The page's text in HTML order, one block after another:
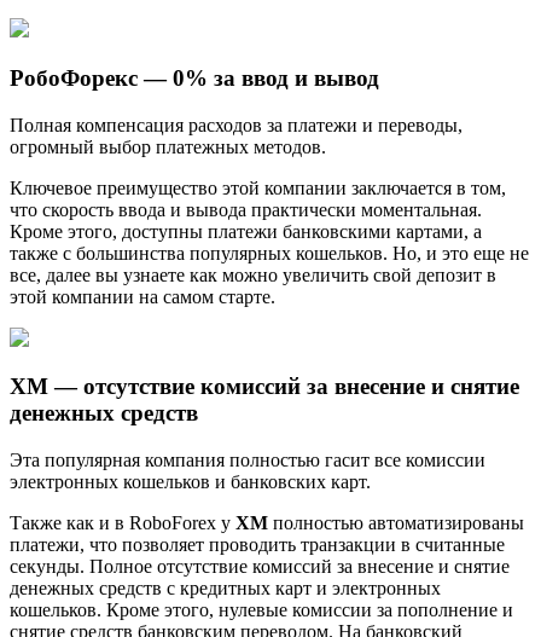
РобоФорекс — 0% за ввод и вывод
Полная компенсация расходов за платежи и переводы,
огромный выбор платежных методов.
Ключевое преимущество этой компании заключается в том,
что скорость ввода и вывода практически моментальная.
Кроме этого, доступны платежи банковскими картами, а
также с большинства популярных кошельков. Но, и это еще не
все, далее вы узнаете как можно увеличить свой депозит в
этой компании на самом старте.
ХМ — отсутствие комиссий за внесение и снятие
денежных средств
Эта популярная компания полностью гасит все комиссии
электронных кошельков и банковских карт.
Также как и в RoboForex у ХМ полностью автоматизированы
платежи, что позволяет проводить транзакции в считанные
секунды. Полное отсутствие комиссий за внесение и снятие
денежных средств c кредитных карт и электронных
кошельков. Кроме этого, нулевые комиссии за пополнение и
снятие средств банковским переводом. На банковский